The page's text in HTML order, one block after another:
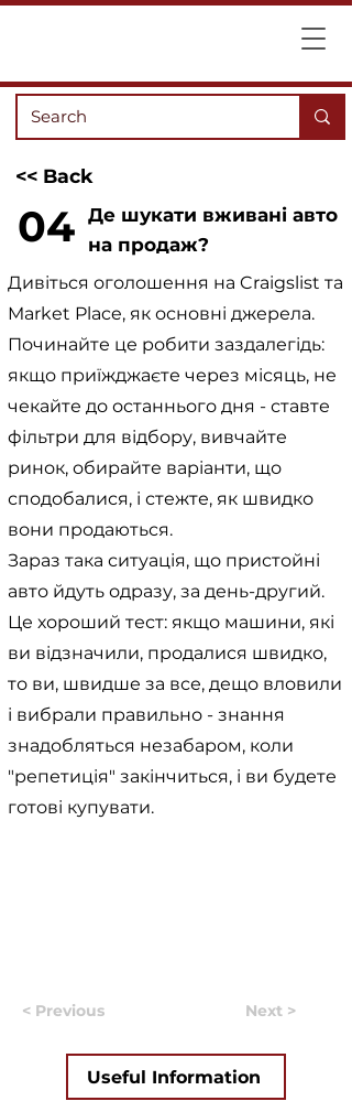
<< Back
04 Де шукати вживані авто
на продаж?
Дивіться оголошення на Craigslist та
Market Place, як основні джерела.
Починайте це робити заздалегідь:
якщо приїжджаєте через місяць, не
чекайте до останнього дня - ставте
фільтри для відбору, вивчайте
ринок, обирайте варіанти, що
сподобалися, і стежте, як швидко
вони продаються.
Зараз така ситуація, що пристойні
авто йдуть одразу, за день-другий.
Це хороший тест: якщо машини, які
ви відзначили, продалися швидко,
то ви, швидше за все, дещо вловили
і вибрали правильно - знання
знадобляться незабаром, коли
"репетиція" закінчиться, і ви будете
готові купувати.
< Previous Next >
Useful Information